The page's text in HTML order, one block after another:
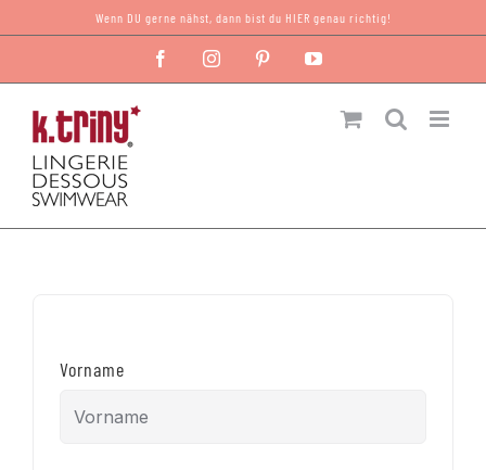
Inhalt
Wenn DU gerne nähst, dann bist du HIER genau richtig!
FacebookInstagramPinterest
Vorname